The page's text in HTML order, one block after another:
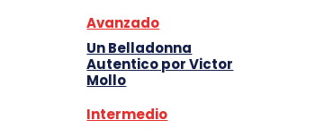
Avanzado
Un Belladonna
Autentico por Victor
Mollo
Intermedio